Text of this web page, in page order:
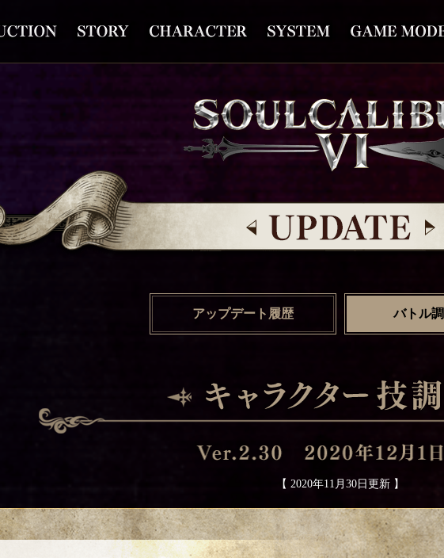
アップデート履歴 バトル
【 2020年11月30日更新 】